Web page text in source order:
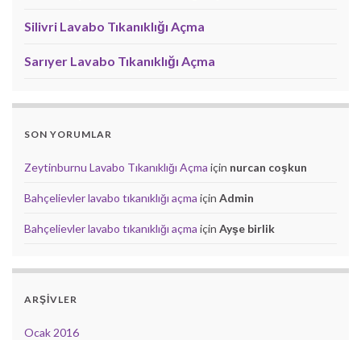
Silivri Lavabo Tıkanıklığı Açma
Sarıyer Lavabo Tıkanıklığı Açma
SON YORUMLAR
Zeytinburnu Lavabo Tıkanıklığı Açma için nurcan coşkun
Bahçelievler lavabo tıkanıklığı açma için Admin
Bahçelievler lavabo tıkanıklığı açma için Ayşe birlik
ARŞIVLER
Ocak 2016